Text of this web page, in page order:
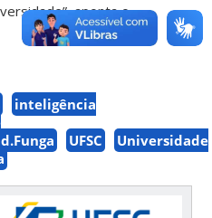
aponta o
inteligência
UFSC
Universidade